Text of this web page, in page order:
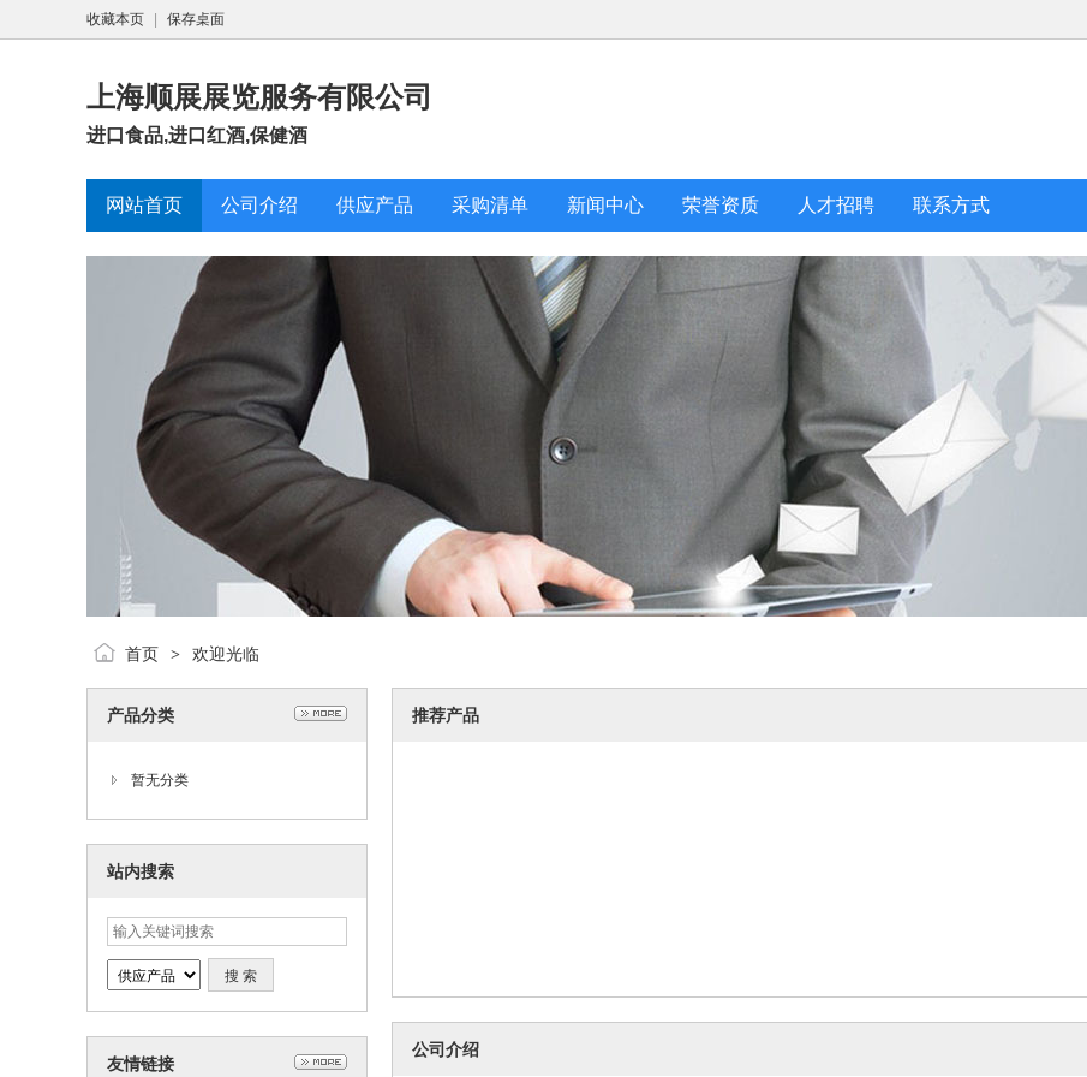
收藏本页 保存桌面
上海顺展展览服务有限公司
进口食品,进口红酒,保健酒
网站首页 公司介绍 供应产品 采购清单 新闻中心 荣誉资质 人才招聘 联系方式
首页 > 欢迎光临
产品分类
暂无分类
站内搜索
友情链接
推荐产品
公司介绍